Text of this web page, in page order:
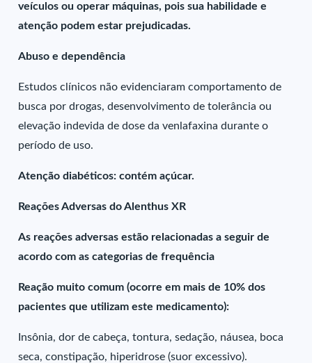
veículos ou operar máquinas, pois sua habilidade e
atenção podem estar prejudicadas.
Abuso e dependência
Estudos clínicos não evidenciaram comportamento de
busca por drogas, desenvolvimento de tolerância ou
elevação indevida de dose da venlafaxina durante o
período de uso.
Atenção diabéticos: contém açúcar.
Reações Adversas do Alenthus XR
As reações adversas estão relacionadas a seguir de
acordo com as categorias de frequência
Reação muito comum (ocorre em mais de 10% dos
pacientes que utilizam este medicamento):
Insônia, dor de cabeça, tontura, sedação, náusea, boca
seca, constipação, hiperidrose (suor excessivo).